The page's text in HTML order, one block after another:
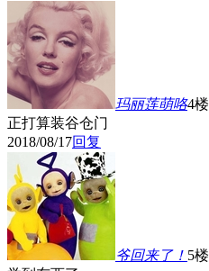
玛丽莲萌咯4楼
正打算装谷仓门
2018/08/17回复
爷回来了！ 5楼